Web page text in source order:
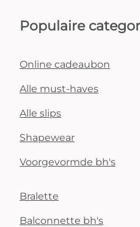
Populaire
Online cadeaubon
Alle must-haves
Alle slips
Shapewear
Voorgevormde bh's
Bralette
Balconnette bh's